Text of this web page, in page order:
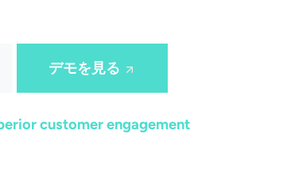
デモを見る
customer engagement